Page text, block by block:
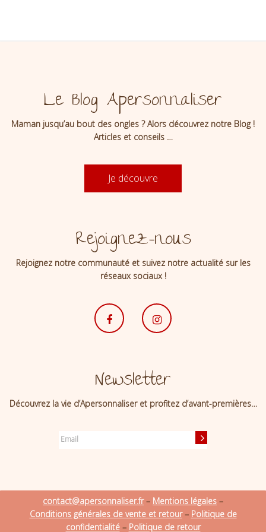
Le Blog Apersonnaliser
Maman jusqu’au bout des ongles ? Alors découvrez notre Blog !
Articles et conseils …
Je découvre
Rejoignez-nous
Rejoignez notre communauté et suivez notre actualité sur les
réseaux sociaux !
Newsletter
Découvrez la vie d’Apersonnaliser et profitez d’avant-premières…
contact@apersonnaliser.fr– Mentions légales –
Conditions générales de vente et retour– Politique de
confidentialité– Politique de retour